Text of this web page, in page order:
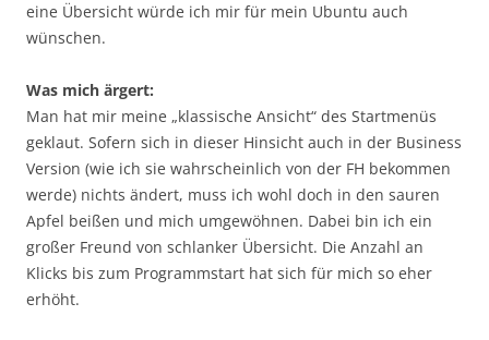
eine Übersicht würde ich mir für mein Ubuntu auch
wünschen.
Was mich ärgert:
Man hat mir meine „klassische Ansicht“ des Startmenüs
geklaut. Sofern sich in dieser Hinsicht auch in der Business
Version (wie ich sie wahrscheinlich von der FH bekommen
werde) nichts ändert, muss ich wohl doch in den sauren
Apfel beißen und mich umgewöhnen. Dabei bin ich ein
großer Freund von schlanker Übersicht. Die Anzahl an
Klicks bis zum Programmstart hat sich für mich so eher
erhöht.